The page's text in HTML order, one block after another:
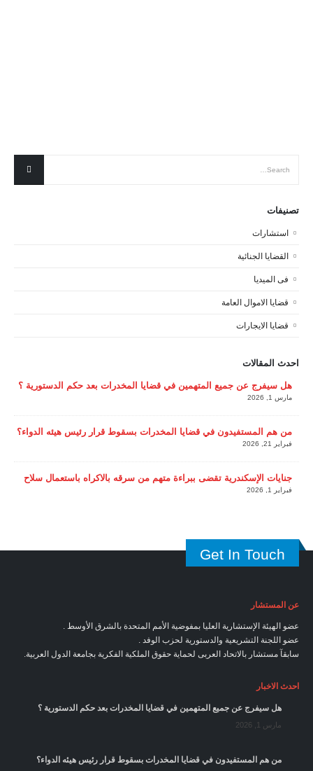
تصنيفات
استشارات
القضايا الجنائية
فى الميديا
قضايا الاموال العامة
قضايا الايجارات
احدث المقالات
هل سيفرج عن جميع المتهمين في قضايا المخدرات بعد حكم الدستورية ؟
مارس 1, 2026
من هم المستفيدون في قضايا المخدرات بسقوط قرار رئيس هيئه الدواء؟
فبراير 21, 2026
جنايات الإسكندرية تقضى ببراءة متهم من سرقه بالاكراه باستعمال سلاح
فبراير 1, 2026
Get In Touch
عن المستشار
عضو الهيئة الإستشارية العليا بمفوضية الأمم المتحدة بالشرق الأوسط .
عضو اللجنة التشريعية والدستورية لحزب الوفد .
سابقآ مستشار بالاتحاد العربى لحماية حقوق الملكية الفكرية بجامعة الدول العربية.
احدث الاخبار
هل سيفرج عن جميع المتهمين في قضايا المخدرات بعد حكم الدستورية ؟
مارس 1, 2026
من هم المستفيدون في قضايا المخدرات بسقوط قرار رئيس هيئه الدواء؟